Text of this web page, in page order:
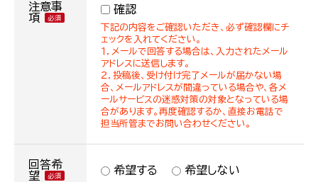
注意事
項
確認
下記の内容をご確認いただき、必ず確認欄にチ
ェックを入れてください。
１．メールで回答する場合は、入力されたメール
アドレスに送信します。
２．投稿後、受け付け完了メールが届かない場
合、メールアドレスが間違っている場合や、各メ
ールサービスの迷惑対策の対象となっている場
合があります。再度確認するか、直接お電話で
担当所管までお問い合わせください。
回答希
望
希望する 希望しない